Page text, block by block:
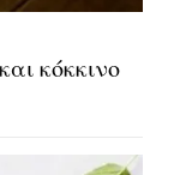
κόκκινο